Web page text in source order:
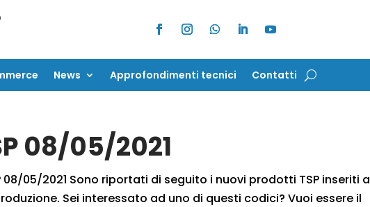
News Approfondimenti tecnici Contatti
News Approfondimenti tecnici Contatti
08/05/2021
08/05/2021 Sono riportati di seguito i nuovi prodotti TSP inseriti a
Sei interessato ad uno di questi codici? Vuoi essere il